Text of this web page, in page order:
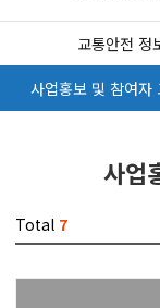
교통안전 정
사업홍보 및 참여자
사업
Total 7